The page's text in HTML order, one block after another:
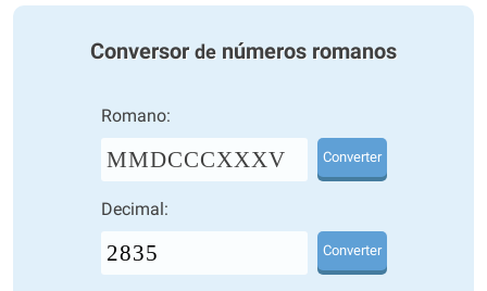
Conversor de números romanos
Romano:
MMDCCCXXXV Converter
Decimal:
Converter